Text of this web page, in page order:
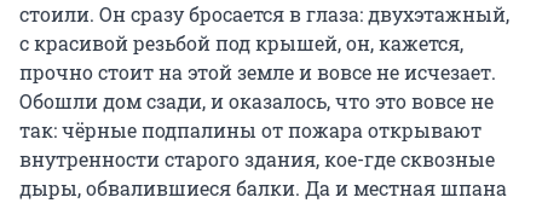
стоили. Он сразу бросается в глаза: двухэтажный,
с красивой резьбой под крышей, он, кажется,
прочно стоит на этой земле и вовсе не исчезает.
Обошли дом сзади, и оказалось, что это вовсе не
так: чёрные подпалины от пожара открывают
внутренности старого здания, кое-где сквозные
дыры, обвалившиеся балки. Да и местная шпана